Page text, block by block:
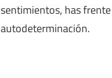
sentimientos, has
autodeterminación.